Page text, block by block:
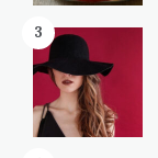
3